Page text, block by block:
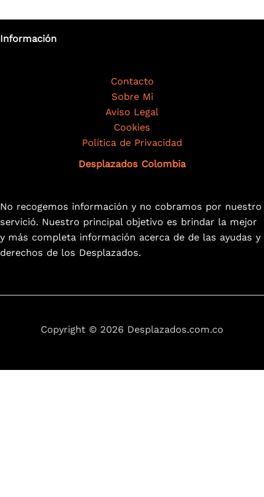
Información
Contacto
Sobre Mi
Aviso Legal
Cookies
Política de Privacidad
Desplazados Colombia
No recogemos información y no cobramos por nuestro
servició. Nuestro principal objetivo es brindar la mejor
y más completa información acerca de de las ayudas y
derechos de los Desplazados.
Copyright © 2026 Desplazados.com.co